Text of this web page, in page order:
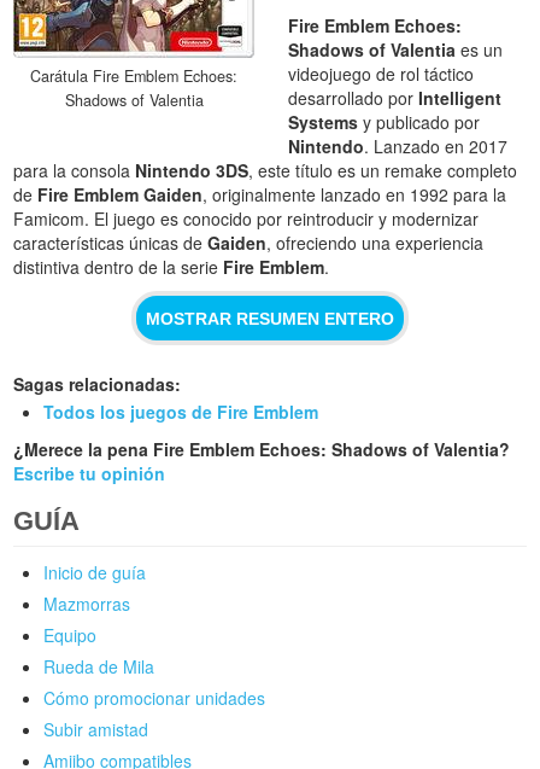
Carátula Fire Emblem Echoes:
Shadows of Valentia
Fire Emblem Echoes:
Shadows of Valentia es un
videojuego de rol táctico
desarrollado porIntelligent
Systems y publicado por
Nintendo. Lanzado en 2017
para la consola Nintendo 3DS, este título es un remake completo
de Fire Emblem Gaiden, originalmente lanzado en 1992 para la
Famicom. El juego es conocido por reintroducir y modernizar
características únicas deGaiden, ofreciendo una experiencia
distintiva dentro de la serie Fire Emblem.
MOSTRAR RESUMEN ENTERO
Sagas relacionadas:
Todos los juegos de Fire Emblem
¿Merece la pena Fire Emblem Echoes: Shadows of Valentia?
Escribe tu opinión
GUÍA
Inicio de guía
Mazmorras
Equipo
Rueda de Mila
Cómo promocionar unidades
Subir amistad
Amiibo compatibles